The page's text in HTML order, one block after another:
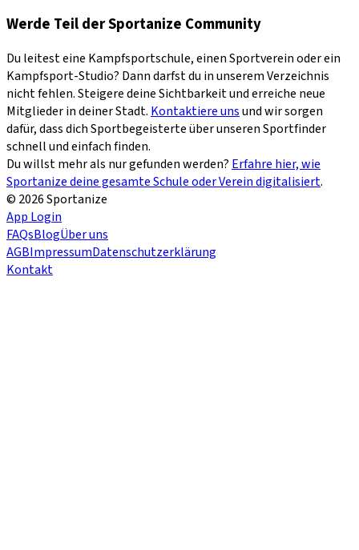
Werde Teil der Sportanize Community
Du leitest eine Kampfsportschule, einen Sportverein oder ein
Kampfsport-Studio? Dann darfst du in unserem Verzeichnis
nicht fehlen. Steigere deine Sichtbarkeit und erreiche neue
Mitglieder in deiner Stadt. Kontaktiere unsund wir sorgen
dafür, dass dich Sportbegeisterte über unseren Sportfinder
schnell und einfach finden.
Du willst mehr als nur gefunden werden? Erfahre hier, wie
Sportanize deine gesamte Schule oder Verein digitalisiert.
© 2026 Sportanize
App Login
FAQsBlogÜber uns
AGBImpressumDatenschutzerklärung
Kontakt